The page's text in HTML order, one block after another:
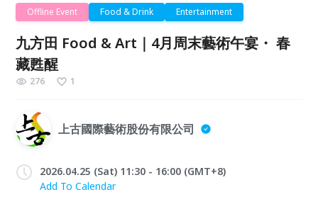
Offline Event Food & Drink Entertainment
九方田 Food & Art｜4月周末藝術午宴・ 春
藏甦醒
276 1
上古國際藝術股份有限公司
2026.04.25 (Sat) 11:30 - 16:00 (GMT+8)
Add To Calendar